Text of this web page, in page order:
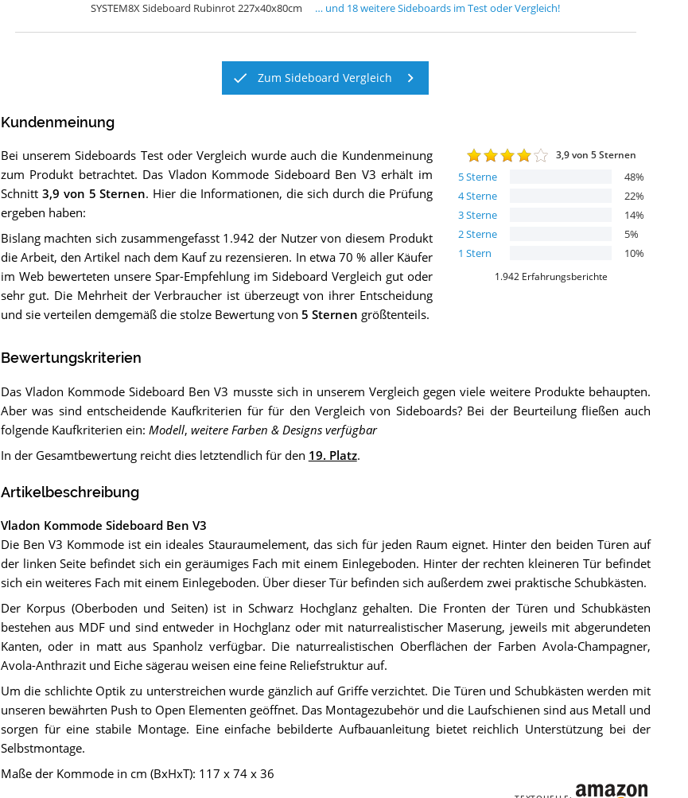
SYSTEM8X Sideboard Rubinrot 227x40x80cm
… und 18weitereSideboards im Test oder Vergleich!
Zum Sideboard Vergleich
Kundenmeinung
3,9von 5 Sternen
5Sterne 48%
4Sterne 22%
3Sterne 14%
2Sterne 5%
1 Stern 10%
1.942 Erfahrungsberichte
Bei unseremSideboards Test oder Vergleich wurde auch die Kundenmeinung
zum Produkt betrachtet. Das Vladon Kommode Sideboard Ben V3 erhält im
Schnitt 3,9 von 5 Sternen. Hier die Informationen, die sich durch die Prüfung
ergeben haben:
Bislang machten sich zusammengefasst 1.942 der Nutzer von diesem Produkt
die Arbeit, den Artikel nach dem Kauf zu rezensieren. In etwa 70 % aller Käufer
im Web bewerteten unsere Spar-Empfehlung im Sideboard Vergleich gut oder
sehr gut. Die Mehrheit der Verbraucher ist überzeugt von ihrer Entscheidung
und sie verteilen demgemäß die stolze Bewertung von 5 Sternen größtenteils.
Bewertungskriterien
Das Vladon Kommode Sideboard Ben V3 musste sich in unserem Vergleich gegen viele weitere Produkte behaupten.
Aber was sind entscheidende Kaufkriterien für für den Vergleich von Sideboards? Bei der Beurteilung fließen auch
folgende Kaufkriterien ein: Modell, weitere Farben & Designs verfügbar
In der Gesamtbewertung reicht dies letztendlich für den 19. Platz.
Artikelbeschreibung
Vladon Kommode Sideboard Ben V3
Die Ben V3 Kommode ist ein ideales Stauraumelement, das sich für jeden Raum eignet. Hinter den beiden Türen auf
der linken Seite befindet sich ein geräumiges Fach mit einem Einlegeboden. Hinter der rechten kleineren Tür befindet
sich ein weiteres Fach mit einem Einlegeboden. Über dieser Tür befinden sich außerdem zwei praktische Schubkästen.
Der Korpus (Oberboden und Seiten) ist in Schwarz Hochglanz gehalten. Die Fronten der Türen und Schubkästen
bestehen aus MDF und sind entweder in Hochglanz oder mit naturrealistischer Maserung, jeweils mit abgerundeten
Kanten, oder in matt aus Spanholz verfügbar. Die naturrealistischen Oberflächen der Farben Avola-Champagner,
Avola-Anthrazit und Eiche sägerau weisen eine feine Reliefstruktur auf.
Um die schlichte Optik zu unterstreichen wurde gänzlich auf Griffe verzichtet. Die Türen und Schubkästen werden mit
unseren bewährten Push to Open Elementen geöffnet. Das Montagezubehör und die Laufschienen sind aus Metall und
sorgen für eine stabile Montage. Eine einfache bebilderte Aufbauanleitung bietet reichlich Unterstützung bei der
Selbstmontage.
Maße der Kommode in cm (BxHxT): 117 x 74 x 36